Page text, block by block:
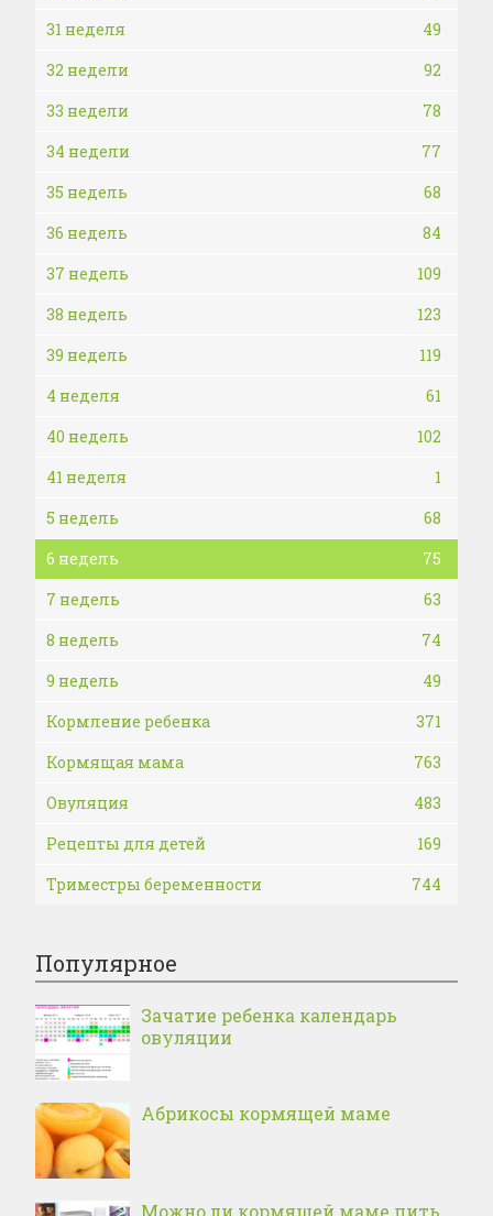
31 неделя
49
32 недели
92
33 недели
78
34 недели
77
35 недель
68
36 недель
84
37 недель
109
38 недель
123
39 недель
119
4 неделя
61
40 недель
102
41 неделя
1
5 недель
68
6 недель
75
7 недель
63
8 недель
74
9 недель
49
Кормление ребенка
371
Кормящая мама
763
Овуляция
483
Рецепты для детей
169
Триместры беременности
744
Популярное
Зачатие ребенка календарь
овуляции
Абрикосы кормящей маме
Можно ли кормящей маме пить